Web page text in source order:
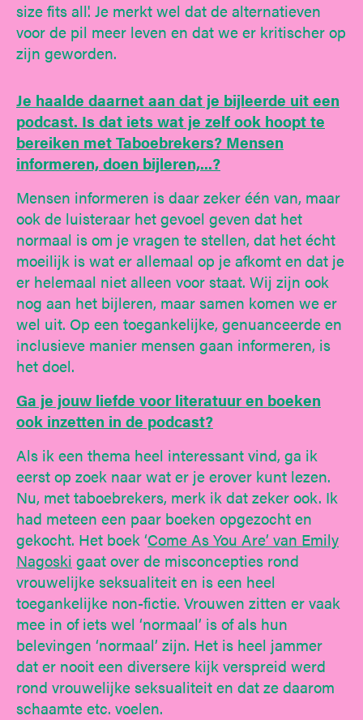
size fits all'. Je merkt wel dat de alternatieven
voor de pil meer leven en dat we er kritischer op
zijn geworden.
Je haalde daarnet aan dat je bijleerde uit een
podcast. Is dat iets wat je zelf ook hoopt te
bereiken met Taboebrekers? Mensen
informeren, doen bijleren,...?
Mensen informeren is daar zeker één van, maar
ook de luisteraar het gevoel geven dat het
normaal is om je vragen te stellen, dat het écht
moeilijk is wat er allemaal op je afkomt en dat je
er helemaal niet alleen voor staat. Wij zijn ook
nog aan het bijleren, maar samen komen we er
wel uit. Op een toegankelijke, genuanceerde en
inclusieve manier mensen gaan informeren, is
het doel.
Ga je jouw liefde voor literatuur en boeken
ook inzetten in de podcast?
Als ik een thema heel interessant vind, ga ik
eerst op zoek naar wat er je erover kunt lezen.
Nu, met taboebrekers, merk ik dat zeker ook. Ik
had meteen een paar boeken opgezocht en
gekocht. Het boek ‘Come As You Are’ van Emily
Nagoski gaat over de misconcepties rond
vrouwelijke seksualiteit en is een heel
toegankelijke non-fictie. Vrouwen zitten er vaak
mee in of iets wel ‘normaal’ is of als hun
belevingen ‘normaal’ zijn. Het is heel jammer
dat er nooit een diversere kijk verspreid werd
rond vrouwelijke seksualiteit en dat ze daarom
schaamte etc. voelen.